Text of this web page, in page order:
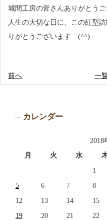
城間工房の皆さんありがとう
人生の大切な日に、この紅型
りがとうございます (^^)
前へ 一
カレンダー
2018
月
火 水
1
5
6 7 8
12
13 14 15
19
20 21 22